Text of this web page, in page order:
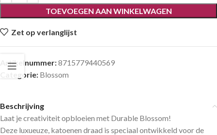
TOEVOEGEN AAN WINKELWAGEN
Zet op verlanglijst
Artikelnummer:8715779440569
Categorie: Blossom
Beschrijving
Laat je creativiteit opbloeien met Durable Blossom!
Deze luxueuze, katoenen draad is speciaal ontwikkeld voor de